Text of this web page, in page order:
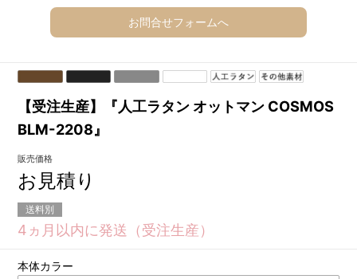
お問合せフォームへ
【受注生産】『人工ラタン オットマン COSMOS
BLM-2208』
販売価格
お見積り
送料別
4ヵ月以内に発送（受注生産）
本体カラー